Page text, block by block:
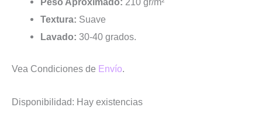
Textura: Suave
Lavado: 30-40 grados.
Vea Condiciones de Envío
Disponibilidad: Hay existencias